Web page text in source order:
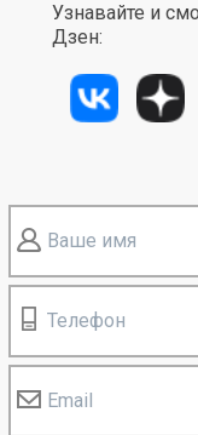
Узнавайте и
Дзен:
Ваше имя
Телефон
Email